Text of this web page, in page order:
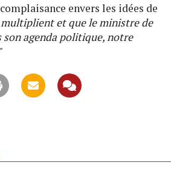
envers les idées de
multiplient et que le ministre de
agenda politique, notre